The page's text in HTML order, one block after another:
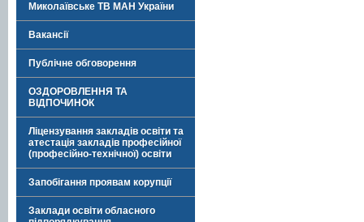
Миколаївське ТВ МАН України
Вакансії
Публічне обговорення
ОЗДОРОВЛЕННЯ ТА
ВІДПОЧИНОК
Ліцензування закладів освіти та
атестація закладів професійної
(професійно-технічної) освіти
Запобігання проявам корупції
Заклади освіти обласного